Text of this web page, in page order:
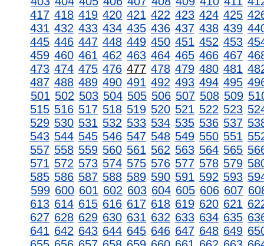
417 418 419 420 421 422 423 424 425
431 432 433 434 435 436 437 438 439
445 446 447 448 449 450 451 452 453
459 460 461 462 463 464 465 466 467
473 474 475 476 477 478 479 480 481
487 488 489 490 491 492 493 494 495
501 502 503 504 505 506 507 508 509
515 516 517 518 519 520 521 522 523
529 530 531 532 533 534 535 536 537
543 544 545 546 547 548 549 550 551
557 558 559 560 561 562 563 564 565
571 572 573 574 575 576 577 578 579
585 586 587 588 589 590 591 592 593
599 600 601 602 603 604 605 606 607
613 614 615 616 617 618 619 620 621
627 628 629 630 631 632 633 634 635
641 642 643 644 645 646 647 648 649